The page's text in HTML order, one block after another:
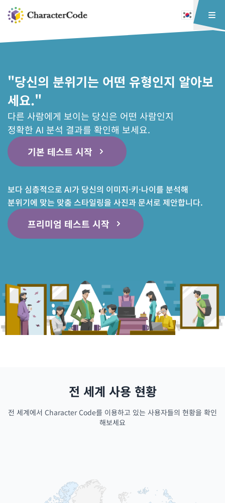
"당신의 분위기는 어떤 유형인지 알아보
세요."
다른 사람에게 보이는 당신은 어떤 사람인지
정확한 AI 분석 결과를 확인해 보세요.
기본 테스트 시작
보다 심층적으로 AI가 당신의 이미지·키·나이를 분석해
분위기에 맞는 맞춤 스타일링을 사진과 문서로 제안합니다.
프리미엄 테스트 시작
전 세계 사용 현황
전 세계에서 Character Code를 이용하고 있는 사용자들의 현황을 확인
해보세요